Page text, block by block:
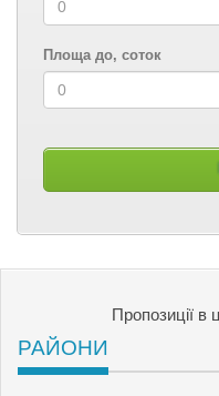
Площа до, соток
Пропозиції в
РАЙОНИ